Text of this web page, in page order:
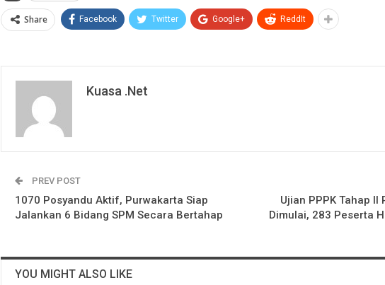
Share Facebook Twitter Google+ ReddIt
Kuasa .net
PREV POST
1070 Posyandu Aktif, Purwakarta Siap
Jalankan 6 Bidang SPM Secara Bertahap
Ujian PPPK Tahap
Dimulai, 283 Peserta
YOU MIGHT ALSO LIKE